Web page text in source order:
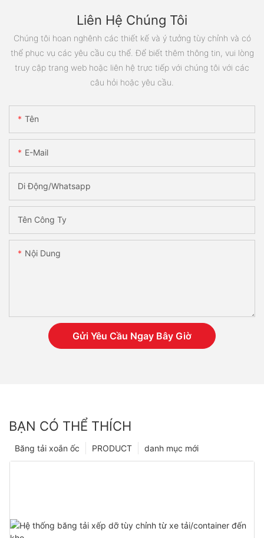
Liên Hệ Chúng Tôi
Chúng tôi hoan nghênh các thiết kế và ý tưởng tùy chỉnh và có
thể phục vụ các yêu cầu cụ thể. Để biết thêm thông tin, vui lòng
truy cập trang web hoặc liên hệ trực tiếp với chúng tôi với các
câu hỏi hoặc yêu cầu.
Tên
E-Mail
Di Động/Whatsapp
Tên Công Ty
Nội Dung
Gửi Yêu Cầu Ngay Bây Giờ
BẠN CÓ THỂ THÍCH
danh mục mới
PRODUCT
Băng tải xoắn ốc